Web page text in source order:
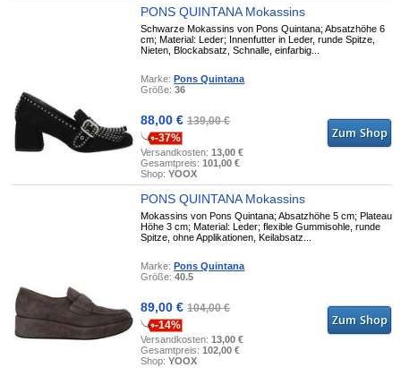
PONS QUINTANA Mokassins
Schwarze Mokassins von Pons Quintana; Absatzhöhe 6
cm; Material: Leder; Innenfutter in Leder, runde Spitze,
Nieten, Blockabsatz, Schnalle, einfarbig...
Marke:Pons Quintana
Größe:36
88,00 €139,00 €
-37%
Versandkosten:13,00 €
Gesamtpreis:101,00 €
Shop:YOOX
PONS QUINTANA Mokassins
Mokassins von Pons Quintana; Absatzhöhe 5 cm; Plateau
Höhe 3 cm; Material: Leder; flexible Gummisohle, runde
Spitze, ohne Applikationen, Keilabsatz...
Marke:Pons Quintana
Größe:40.5
89,00 €104,00 €
-14%
Versandkosten:13,00 €
Gesamtpreis:102,00 €
Shop:YOOX